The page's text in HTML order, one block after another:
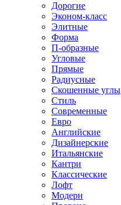
Дорогие
Эконом-класс
Элитные
Форма
П-образные
Угловые
Прямые
Радиусные
Скошенные углы
Стиль
Современные
Евро
Английские
Дизайнерские
Итальянские
Кантри
Классические
Лофт
Модерн